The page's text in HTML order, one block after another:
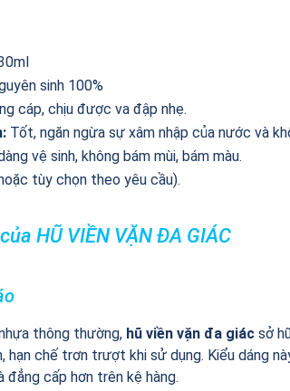
sinh 100%
cáp, chịu được va đập nhẹ.
Tốt, ngăn ngừa sự xâm nhập của nước và
vệ sinh, không bám mùi, bám màu.
tùy chọn theo yêu cầu).
HŨ VIỀN VẶN ĐA GIÁC
thông thường, hũ viền vặn đa giác sở
hạn chế trơn trượt khi sử dụng. Kiểu dáng
đẳng cấp hơn trên kệ hàng.